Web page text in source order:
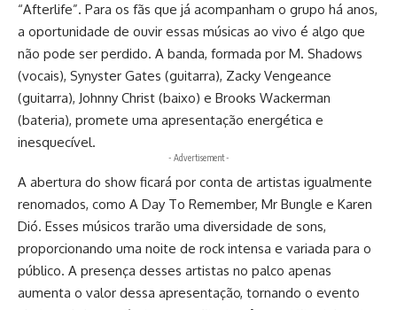
“Afterlife”. Para os fãs que já acompanham o grupo há anos,
a oportunidade de ouvir essas músicas ao vivo é algo que
não pode ser perdido. A banda, formada por M. Shadows
(vocais), Synyster Gates (guitarra), Zacky Vengeance
(guitarra), Johnny Christ (baixo) e Brooks Wackerman
(bateria), promete uma apresentação energética e
inesquecível.
- Advertisement -
A abertura do show ficará por conta de artistas igualmente
renomados, como A Day To Remember, Mr Bungle e Karen
Dió. Esses músicos trarão uma diversidade de sons,
proporcionando uma noite de rock intensa e variada para o
público. A presença desses artistas no palco apenas
aumenta o valor dessa apresentação, tornando o evento